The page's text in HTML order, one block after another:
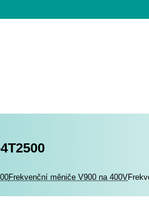
Frekvenční měniče V900 na 400V